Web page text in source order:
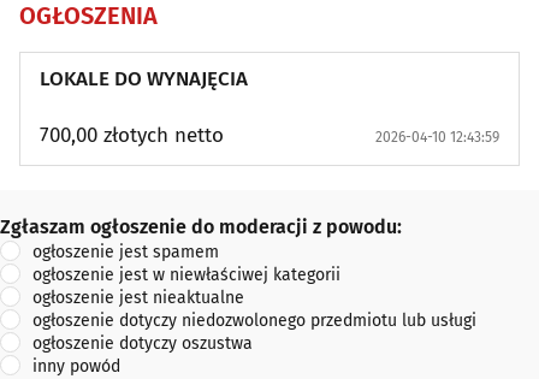
OGŁOSZENIA
LOKALE DO WYNAJĘCIA
700,00 złotych netto 2026-04-10 12:43:59
Zgłaszam ogłoszenie do moderacji z powodu:
Zgłaszam ogłoszenie do moderacji z powodu:
ogłoszenie jest spamem
ogłoszenie jest w niewłaściwej kategorii
ogłoszenie jest nieaktualne
ogłoszenie dotyczy niedozwolonego przedmiotu lub usługi
ogłoszenie dotyczy oszustwa
inny powód